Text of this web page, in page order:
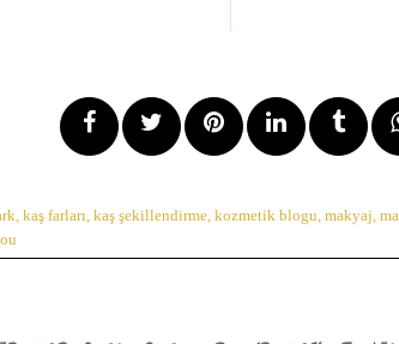
kaş farları kaş şekillendirme kozmetik blogu makyaj